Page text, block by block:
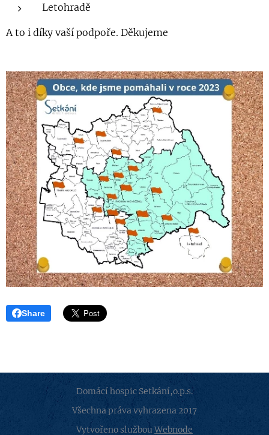
Letohradě
A to i díky vaší podpoře. Děkujeme ♥
Share
Domácí hospic Setkání,o.p.s.
Všechna práva vyhrazena 2017
Vytvořeno službouWebnode